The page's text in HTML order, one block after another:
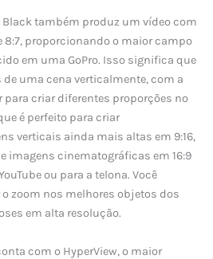
Black também produz um vídeo com
8:7, proporcionando o maior campo
em uma GoPro. Isso significa que
uma cena verticalmente, com a
criar diferentes proporções no
é perfeito para criar
verticais ainda mais altas em 9:16,
imagens cinematográficas em 16:9
ou para a telona. Você
zoom nos melhores objetos dos
em alta resolução.
com o HyperView, o maior